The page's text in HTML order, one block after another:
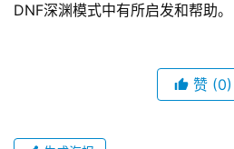
DNF深渊模式中有所启发和帮助。
赞 (0)